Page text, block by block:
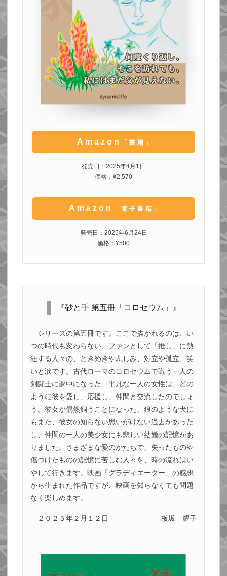
Amazon 「書籍」
発売日：2025年4月1日
価格：¥2,570
Amazon 「電子書籍」
発売日：2025年6月24日
価格：¥500
『砂と手 第五冊「コロセウム」』
シリーズの第五冊です。ここで描かれるのは、い
つの時代も変わらない、ファンとして「推し」に熱
狂する人々の、ときめきや悲しみ、対立や孤立、笑
いと涙です。古代ローマのコロセウムで戦う一人の
剣闘士に夢中になった、平凡な一人の女性は、どの
ように彼を愛し、応援し、仲間と交流したのでしょ
う。彼女が偶然飼うことになった、狼のような犬に
もまた、彼女の知らない思いがけない過去があった
し、仲間の一人の美少女にも悲しい結婚の記憶があ
りました。さまざまな愛のかたちで、失ったものや
傷つけたものの記憶に苦しむ人々を、時の流れはい
やして行きます。映画「グラディエーター」の感想
から生まれた作品ですが、映画を知らなくても問題
なく楽しめます。
２０２５年２月１２日 板坂 耀子